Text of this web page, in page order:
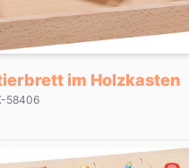
im Holzkasten
58406